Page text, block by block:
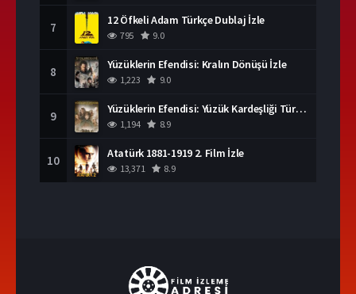
7 12 Öfkeli Adam Türkçe Dublaj İzle
795 9.0
8 Yüzüklerin Efendisi: Kralın Dönüşü İzle
1,223 9.0
9 Yüzüklerin Efendisi: Yüzük Kardeşliği Türkçe Dublaj İzle
1,194 8.9
10 Atatürk 1881-1919 2. Film İzle
13,371 8.9